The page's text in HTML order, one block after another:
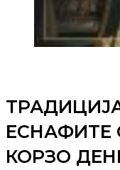
ЕСНАФИТЕ
КОРЗО